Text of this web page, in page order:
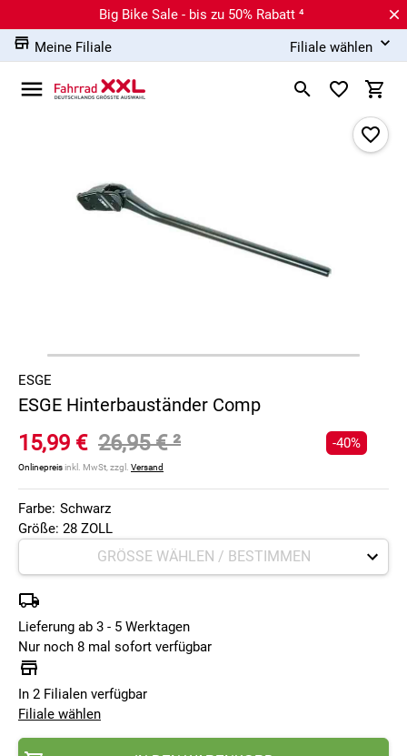
Big Bike Sale - bis zu 50% Rabatt ⁴
Meine Filiale
Filiale wählen
ESGE
ESGE Hinterbauständer Comp
15,99 € 26,95 €²
Onlinepreisinkl. MwSt, zzgl. Versand
-40%
Farbe: Schwarz
Größe: 28 ZOLL
Lieferung ab 3 - 5 Werktagen
Nur noch 8 mal sofort verfügbar
In 2 Filialen verfügbar
Filiale wählen